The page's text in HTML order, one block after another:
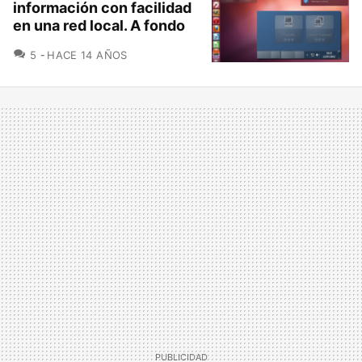
información con facilidad
en una red local. A fondo
5 COMENTARIOS
HACE 14 AÑOS